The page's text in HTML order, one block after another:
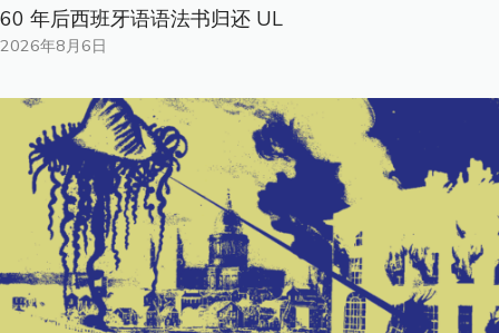
60 年后西班牙语语法书归还 UL
2026年8月6日